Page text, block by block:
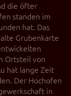
die öfter
standen im
hat. Das
Grubenkarte
Ortsteil von
hat lange Zeit
Der Hochofen
in